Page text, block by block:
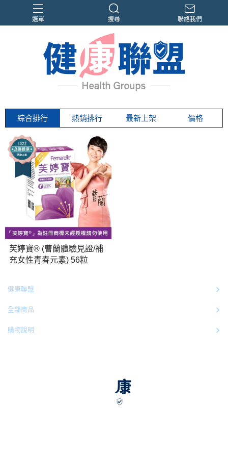
選單 搜尋
曹蘭體驗見證 限時優惠
電視節目熱銷
聯絡我們
綜合排行 熱銷排行 最新上架 價格
芙婷寶® (曹蘭體驗見證/補
充女性青春元素) 56粒
健康聯盟
全部商品
購物說明